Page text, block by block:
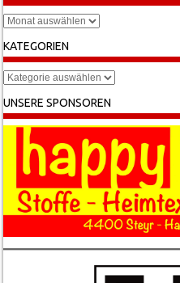
Archiv
KATEGORIEN
Kategorien
UNSERE SPONSOREN